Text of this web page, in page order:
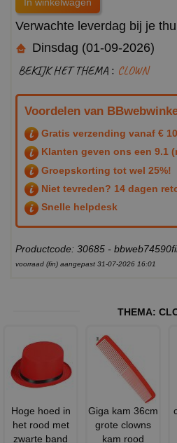
Verwachte leverdag bij je
Dinsdag (01-09-2026)
BEKIJK HET THEMA : CLOWN
Voordelen van
Gratis verzending vanaf €
Klanten geven ons een 9.1
Groepskorting tot wel 25%!
Niet tevreden? 14 dagen
Snelle helpdesk
Productcode: 30685 -
voorraad (fin) aangepast 31-07-2026 16:01
THEMA:
Hoge hoed in
het rood met
zwarte band
Giga kam 36cm
grote clowns
kam rood